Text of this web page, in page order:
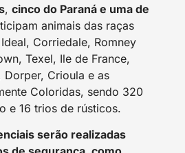
, cinco do Paraná e uma de
animais das raças
Corriedale, Romney
Texel, Ile de France,
Crioula e as
Coloridas, sendo 320
e 16 trios de rústicos.
serão realizadas